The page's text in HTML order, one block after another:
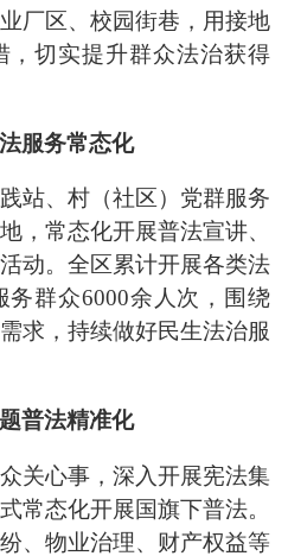
厂区、校园街巷，用接地
，切实提升群众法治获得
服务常态化
站、村（社区）党群服务
，常态化开展普法宣讲、
动。全区累计开展各类法
务群众6000余人次，围绕
求，持续做好民生法治服
普法精准化
关心事，深入开展宪法集
常态化开展国旗下普法。
、物业治理、财产权益等